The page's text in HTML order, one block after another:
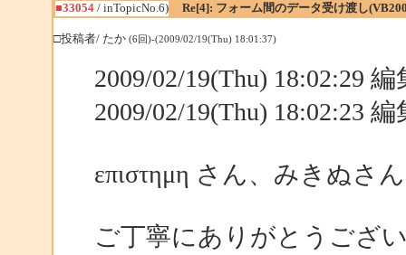
■33054/ inTopicNo.6) Re[4]: フォーム間のデータ受け渡し
□投稿者/ たか (6回)-(2009/02/19(Thu) 18:01:37)
2009/02/19(Thu) 18:02:29
2009/02/19(Thu) 18:02:23
επιστημη さん、みきぬさん
ご丁寧にありがとうござ